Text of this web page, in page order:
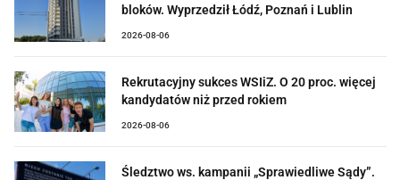
bloków. Wyprzedził Łódź, Poznań i Lublin
2026-08-06
Rekrutacyjny sukces WSIiZ. O 20 proc. więcej
kandydatów niż przed rokiem
2026-08-06
Śledztwo ws. kampanii „Sprawiedliwe Sądy”.